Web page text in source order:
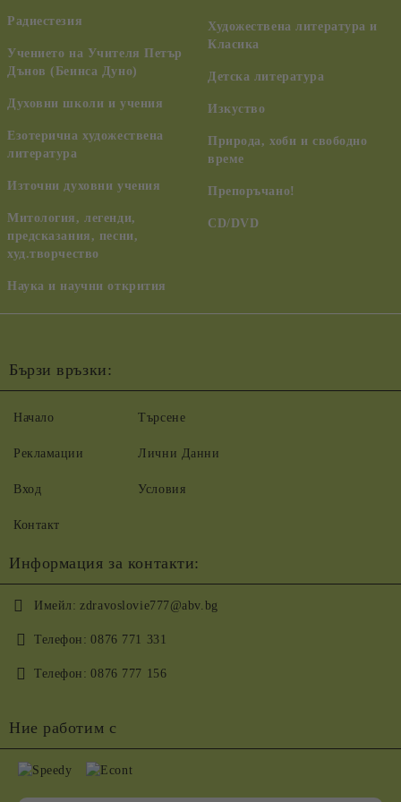
Радиестезия
Учението на Учителя Петър
Дънов (Беинса Дуно)
Духовни школи и учения
Езотерична художествена
литература
Източни духовни учения
Митология, легенди,
предсказания, песни,
худ.творчество
Наука и научни открития
Художествена литература и
Класика
Детска литература
Изкуство
Природа, хоби и свободно
време
Препоръчано!
CD/DVD
Бързи връзки:
Начало
Рекламации
Вход
Контакт
Търсене
Лични Данни
Условия
Информация за контакти:
Имейл: zdravoslovie777@abv.bg
Телефон: 0876 771 331
Телефон: 0876 777 156
Ние работим с